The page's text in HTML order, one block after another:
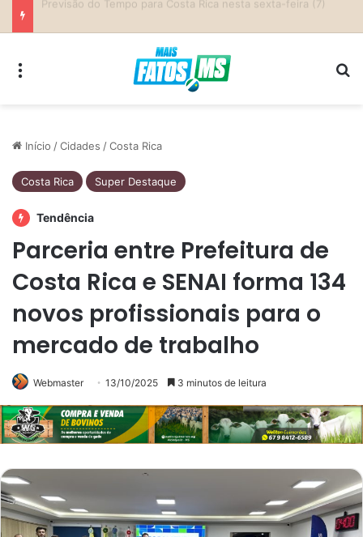
Início /Cidades /Costa Rica
Costa Rica Super Destaque
Tendência
Parceria entre Prefeitura de
Costa Rica e SENAI forma 134
novos profissionais para o
mercado de trabalho
Webmaster 13/10/2025 3 minutos de leitura